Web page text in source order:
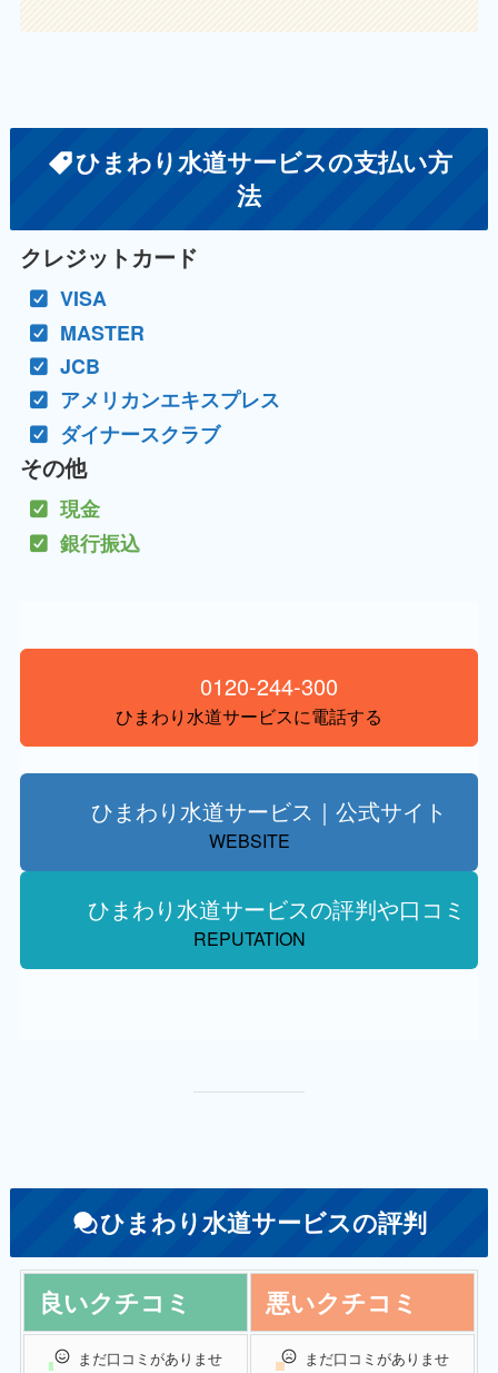
ひまわり水道サービスの支払い方
法
クレジットカード
VISA
MASTER
JCB
アメリカンエキスプレス
ダイナースクラブ
その他
現金
銀行振込
0120-244-300
ひまわり水道サービスに電話する
ひまわり水道サービス｜公式サイト
WEBSITE
ひまわり水道サービスの評判や口コミ
REPUTATION
ひまわり水道サービスの評判
良いクチコミ 悪いクチコミ
まだ口コミがありませ まだ口コミがありませ